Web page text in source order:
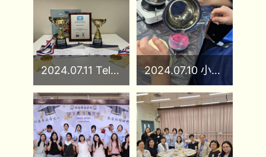
2024.07.11 Tell A Tale 童你說故事 兒童故事演講比賽(頒獎典禮) 2024.07.10 小學果凍蠟燭